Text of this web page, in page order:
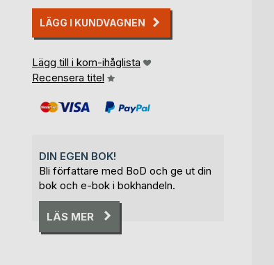
LÄGG I KUNDVAGNEN
Lägg till i kom-ihåglista
Recensera titel
DIN EGEN BOK!
Bli författare med BoD och ge ut din
bok och e-bok i bokhandeln.
LÄS MER